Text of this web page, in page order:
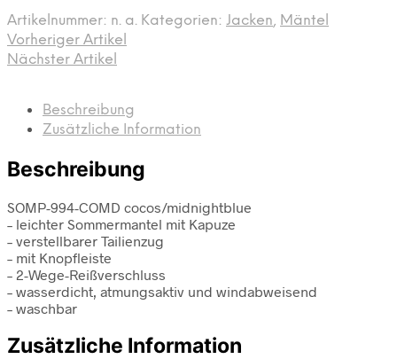
Artikelnummer: n. a. Kategorien: Jacken, Mäntel
Vorheriger Artikel
Nächster Artikel
Beschreibung
Zusätzliche Information
Beschreibung
SOMP-994-COMD cocos/midnightblue
– leichter Sommermantel mit Kapuze
– verstellbarer Tailienzug
– mit Knopfleiste
– 2-Wege-Reißverschluss
– wasserdicht, atmungsaktiv und windabweisend
– waschbar
Zusätzliche Information